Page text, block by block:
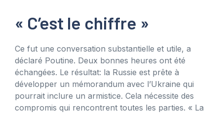
« C’est le chiffre »
Ce fut une conversation substantielle et utile, a
déclaré Poutine. Deux bonnes heures ont été
échangées. Le résultat: la Russie est prête à
développer un mémorandum avec l’Ukraine qui
pourrait inclure un armistice. Cela nécessite des
compromis qui rencontrent toutes les parties. « La